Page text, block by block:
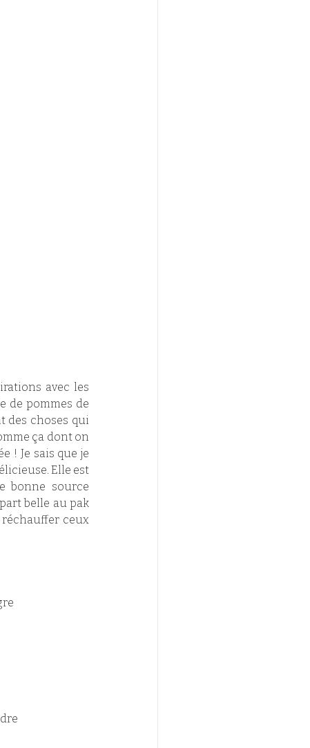
avec les
de pommes de
des choses qui
ça dont on
! Je sais que je
Elle est
bonne source
belle au pak
ceux